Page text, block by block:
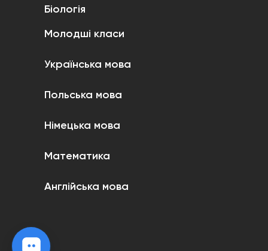
Біологія
Молодші класи
Українська мова
Польська мова
Німецька мова
Математика
Англійська мова